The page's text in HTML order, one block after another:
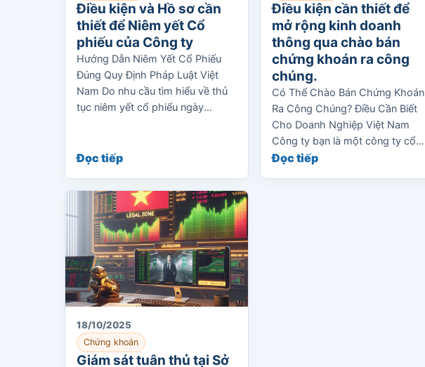
Điều kiện và Hồ sơ cần
thiết để Niêm yết Cổ
phiếu của Công ty
Hướng Dẫn Niêm Yết Cổ Phiếu
Đúng Quy Định Pháp Luật Việt
Nam Do nhu cầu tìm hiểu về thủ
tục niêm yết cổ phiếu ngày...
Đọc tiếp
Điều kiện cần thiết để
mở rộng kinh doanh
thông qua chào bán
chứng khoán ra công
chúng.
Có Thể Chào Bán Chứng Khoán
Ra Công Chúng? Điều Cần Biết
Cho Doanh Nghiệp Việt Nam
Công ty bạn là một công ty cổ...
Đọc tiếp
18/10/2025
Chứng khoán
Giám sát tuân thủ tại Sở